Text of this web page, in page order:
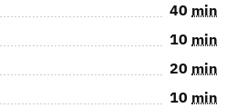
40 min
10 min
20 min
10 min